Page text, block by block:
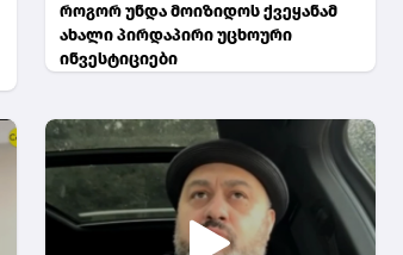
როგორ უნდა მოიზიდოს ქვეყანამ
ახალი პირდაპირი უცხოური
ინვესტიციები